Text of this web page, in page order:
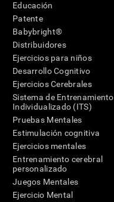
Educación
Patente
Babybright®
Distribuidores
Ejercicios para niños
Desarrollo Cognitivo
Ejercicios Cerebrales
Sistema de Entrenamiento
Individualizado (ITS)
Pruebas Mentales
Estimulación cognitiva
Ejercicios mentales
Entrenamiento cerebral
personalizado
Juegos Mentales
Ejercicio Mental